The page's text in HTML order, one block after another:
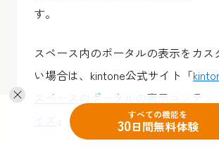
す。
スペース内のポータルの表示をカス
い場合は、kintone公式サイト「
スペースのポータルの表示コンテン
イズ
」を参考にしてみてください。
すべての機能を
30日間無料体験